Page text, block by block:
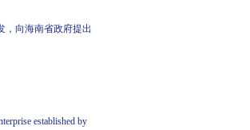
，向海南省政府提出
established by